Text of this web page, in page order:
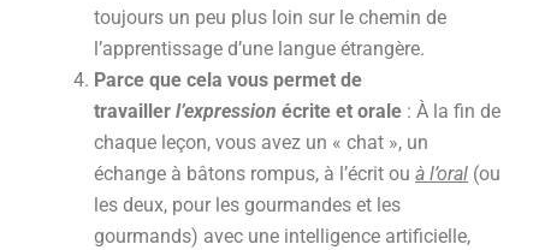
toujours un peu plus loin sur le chemin de
l’apprentissage d’une langue étrangère.
Parce que cela vous permet de
travailler l’expression écrite et orale : À la fin de
chaque leçon, vous avez un « chat », un
échange à bâtons rompus, à l’écrit ou à l’oral (ou
les deux, pour les gourmandes et les
gourmands) avec une intelligence artificielle,